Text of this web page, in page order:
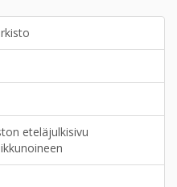
eteläjulkisivu